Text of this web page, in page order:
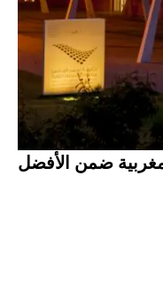
ضمن الأفضل